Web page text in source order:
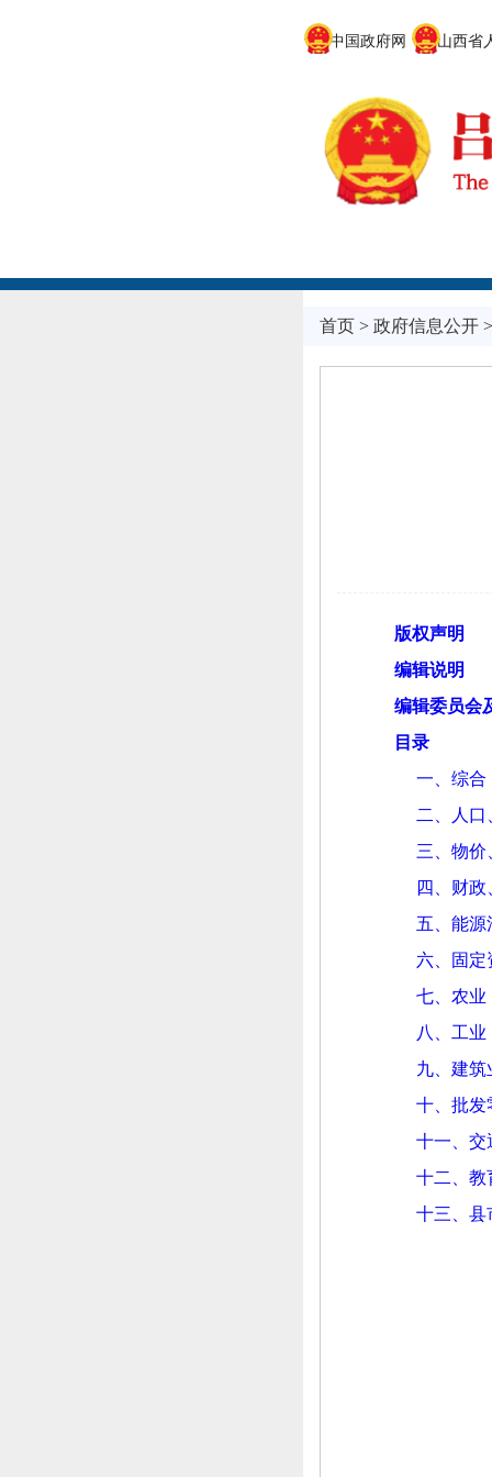
中国政府网 山西省人
首页> 政府信息公开
版权声明
编辑说明
编辑委员会
目录
一、 综合
二、
人口
三、 物价
四、 财政
五、 能源
六、
固定
七、 农业
八、 工业
九、 建筑
十、 批发
十一、 交
十二、 教
十三、 县